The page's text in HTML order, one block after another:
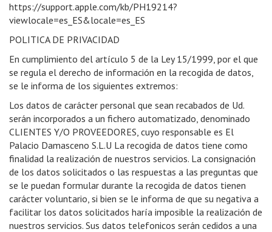
https://support.apple.com/kb/PH19214?
viewlocale=es_ES&locale=es_ES
POLITICA DE PRIVACIDAD
En cumplimiento del artículo 5 de la Ley 15/1999, por el que
se regula el derecho de información en la recogida de datos,
se le informa de los siguientes extremos:
Los datos de carácter personal que sean recabados de Ud.
serán incorporados a un fichero automatizado, denominado
CLIENTES Y/O PROVEEDORES, cuyo responsable es El
Palacio Damasceno S.L.U La recogida de datos tiene como
finalidad la realización de nuestros servicios. La consignación
de los datos solicitados o las respuestas a las preguntas que
se le puedan formular durante la recogida de datos tienen
carácter voluntario, si bien se le informa de que su negativa a
facilitar los datos solicitados haría imposible la realización de
nuestros servicios. Sus datos telefonicos serán cedidos a una